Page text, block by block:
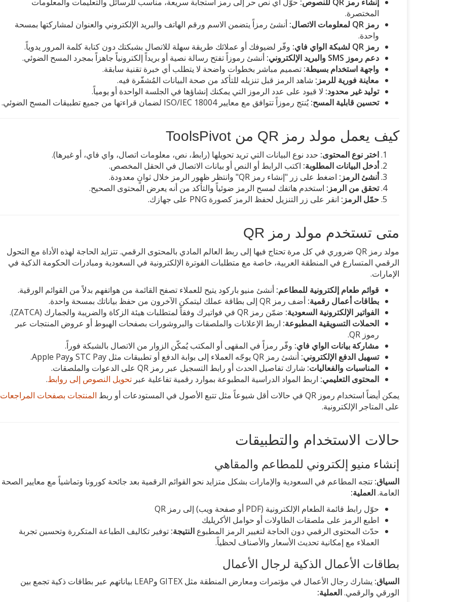
المختصرة.
رمز QR لمعلومات الاتصال:
أنشئ رمزاً يتضمن الاسم ورقم الهاتف والبريد الإلكتروني والعنوان لمشاركتها بمسحة
واحدة.
رمز QR لشبكة الواي فاي:
وفّر لضيوفك أو عملائك طريقة سهلة للاتصال بشبكتك دون كتابة كلمة المرور يدوياً.
دعم رموز SMS والبريد الإلكتروني:
أنشئ رموزاً تفتح رسالة نصية أو بريداً إلكترونياً جاهزاً بمجرد المسح الضوئي.
واجهة استخدام بسيطة: تصميم مباشر بخطوات واضحة لا يتطلب أي خبرة تقنية سابقة.
معاينة فورية للرمز: شاهد الرمز قبل تنزيله للتأكد من صحة البيانات المُشفّرة فيه.
توليد غير محدود: لا قيود على عدد الرموز التي يمكنك إنشاؤها في الجلسة الواحدة أو يومياً.
تحسين قابلية المسح:يُنتج رموزاً تتوافق مع معايير ISO/IEC 18004 لضمان قراءتها من جميع تطبيقات المسح الضوئي.
كيف يعمل مولد رمز QR من ToolsPivot
اختر نوع المحتوى: حدد نوع البيانات التي تريد تحويلها (رابط، نص، معلومات اتصال، واي فاي، أو غيرها).
أدخل البيانات المطلوبة: اكتب الرابط أو النص أو بيانات الاتصال في الحقل المخصص.
أنشئ الرمز: اضغط على زر "إنشاء رمز QR" وانتظر ظهور الرمز خلال ثوانٍ معدودة.
تحقق من الرمز: استخدم هاتفك لمسح الرمز ضوئياً والتأكد من أنه يعرض المحتوى الصحيح.
حمّل الرمز: انقر على زر التنزيل لحفظ الرمز كصورة PNG على جهازك.
متى تستخدم مولد رمز QR
مولد رمز QR ضروري في كل مرة تحتاج فيها إلى ربط العالم المادي بالمحتوى الرقمي. تتزايد الحاجة لهذه الأداة مع التحول
الرقمي المتسارع في المنطقة العربية، خاصة مع متطلبات الفوترة الإلكترونية في السعودية ومبادرات الحكومة الذكية في
الإمارات.
قوائم طعام إلكترونية للمطاعم: أنشئ منيو باركود يتيح للعملاء تصفح القائمة من هواتفهم بدلاً من القوائم الورقية.
بطاقات أعمال رقمية: أضف رمز QR إلى بطاقة عملك ليتمكن الآخرون من حفظ بياناتك بمسحة واحدة.
الفواتير الإلكترونية السعودية: ضمّن رمز QR في فواتيرك وفقاً لمتطلبات هيئة الزكاة والضريبة والجمارك (ZATCA).
الحملات التسويقية المطبوعة: اربط الإعلانات والملصقات والبروشورات بصفحات الهبوط أو عروض المنتجات عبر
رموز QR.
مشاركة بيانات الواي فاي: وفّر رمزاً في المقهى أو المكتب يُمكّن الزوار من الاتصال بالشبكة فوراً.
تسهيل الدفع الإلكتروني: أنشئ رمز QR يوجّه العملاء إلى بوابة الدفع أو تطبيقات مثل STC Pay وApple Pay.
المناسبات والفعاليات: شارك تفاصيل الحدث أو رابط التسجيل عبر رمز QR على الدعوات والملصقات.
المحتوى التعليمي: اربط المواد الدراسية المطبوعة بموارد رقمية تفاعلية عبر تحويل النصوص إلى روابط.
يمكن أيضاً استخدام رموز QR في حالات أقل شيوعاً مثل تتبع الأصول في المستودعات أو ربط
المنتجات بصفحات المراجعات
على المتاجر الإلكترونية.
حالات الاستخدام والتطبيقات
إنشاء منيو إلكتروني للمطاعم والمقاهي
السياق: تتجه المطاعم في السعودية والإمارات بشكل متزايد نحو القوائم الرقمية بعد جائحة كورونا وتماشياً مع معايير الصحة
العامة.العملية:
حوّل رابط قائمة الطعام الإلكترونية (PDF أو صفحة ويب) إلى رمز QR
اطبع الرمز على ملصقات الطاولات أو حوامل الأكريليك
حدّث المحتوى الرقمي دون الحاجة لتغيير الرمز المطبوع النتيجة: توفير تكاليف الطباعة المتكررة وتحسين تجربة
العملاء مع إمكانية تحديث الأسعار والأصناف لحظياً.
بطاقات الأعمال الذكية لرجال الأعمال
السياق:
يشارك رجال الأعمال في مؤتمرات ومعارض المنطقة مثل GITEX وLEAP بياناتهم عبر بطاقات ذكية تجمع بين
الورقي والرقمي.العملية: